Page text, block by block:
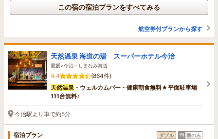
この宿の宿泊プランをすべてみる
航空券付プランから探す
天然温泉 海道の湯 スーパーホテル今治
愛媛>今治・しまなみ海道
4.4
(864件)
天然温泉 ・ウェルカムバー・健康朝食無料★平面駐車場
111台無料♪
今治駅より車で約5分
宿泊プラン ダブル 朝のみ